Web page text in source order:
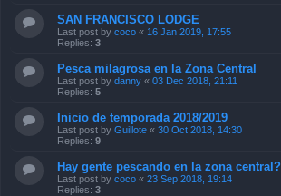
SAN FRANCISCO LODGE
Last post by coco « 16 Jan 2019, 17:55
Replies: 3
Pesca milagrosa en la Zona Central
Last post by danny « 03 Dec 2018, 21:11
Replies: 5
Inicio de temporada 2018/2019
Last post by Guillote « 30 Oct 2018, 14:30
Replies: 9
Hay gente pescando en la zona central?
Last post by coco « 23 Sep 2018, 19:14
Replies: 3